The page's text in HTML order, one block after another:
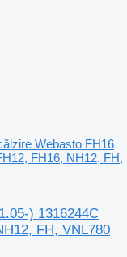
Webasto FH16
FH16, NH12, FH,
) 1316244C
FH, VNL780